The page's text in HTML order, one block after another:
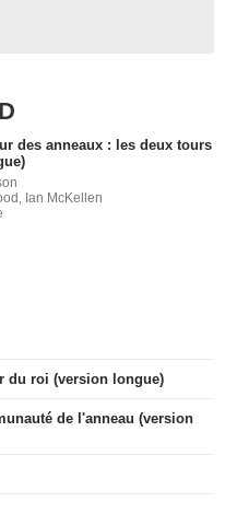
des anneaux : les deux tours
Ian McKellen
du roi (version longue)
de l'anneau (version